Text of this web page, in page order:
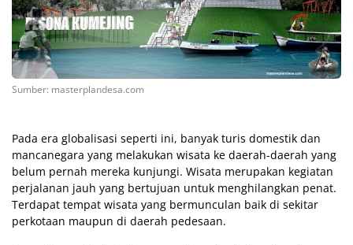
Sumber: masterplandesa.com
Pada era globalisasi seperti ini, banyak turis domestik dan
mancanegara yang melakukan wisata ke daerah-daerah yang
belum pernah mereka kunjungi. Wisata merupakan kegiatan
perjalanan jauh yang bertujuan untuk menghilangkan penat.
Terdapat tempat wisata yang bermunculan baik di sekitar
perkotaan maupun di daerah pedesaan.